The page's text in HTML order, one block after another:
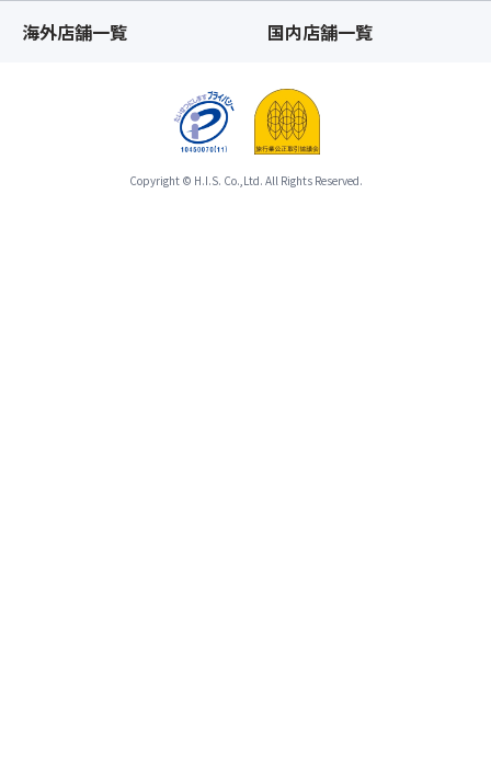
海外店舗一覧 国内店舗一覧
Copyright © H.I.S. Co.,Ltd. All Rights Reserved.